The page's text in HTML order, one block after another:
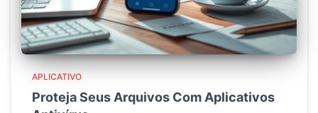
APLICATIVO
Proteja Seus Arquivos Com Aplicativos